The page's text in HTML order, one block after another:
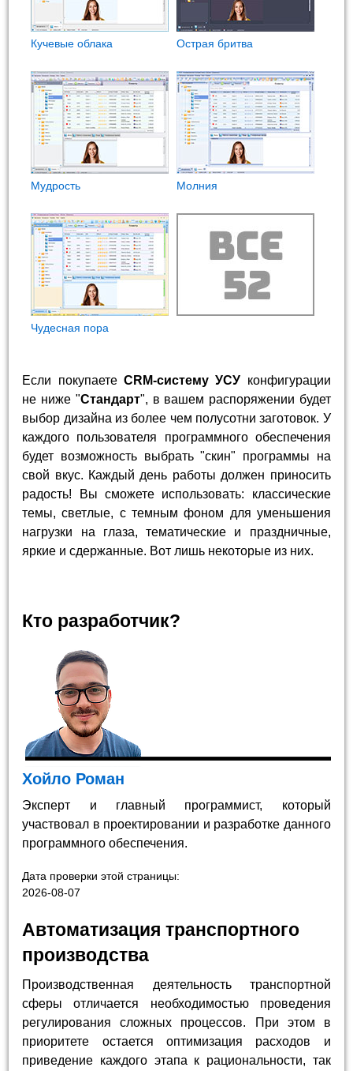
Кучевые облака Острая бритва
Мудрость Молния
Чудесная пора
Если покупаете CRM-систему УСУ конфигурации
не ниже "Стандарт", в вашем распоряжении будет
выбор дизайна из более чем полусотни заготовок. У
каждого пользователя программного обеспечения
будет возможность выбрать "скин" программы на
свой вкус. Каждый день работы должен приносить
радость! Вы сможете использовать: классические
темы, светлые, с темным фоном для уменьшения
нагрузки на глаза, тематические и праздничные,
яркие и сдержанные. Вот лишь некоторые из них.
Кто разработчик?
Хойло Роман
Эксперт и главный программист, который
участвовал в проектировании и разработке данного
программного обеспечения.
Дата проверки этой страницы:
2026-08-07
Автоматизация транспортного
производства
Производственная деятельность транспортной
сферы отличается необходимостью проведения
регулирования сложных процессов. При этом в
приоритете остается оптимизация расходов и
приведение каждого этапа к рациональности, так